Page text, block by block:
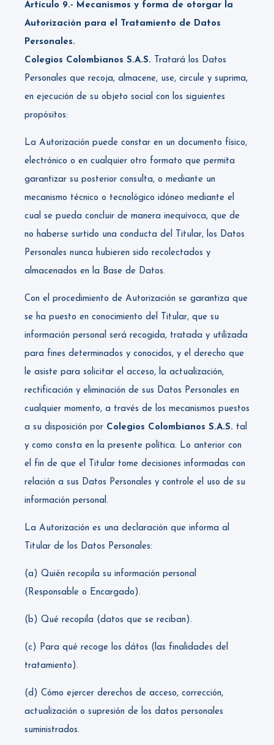
Artículo 9.- Mecanismos y forma de otorgar la
Autorización para el Tratamiento de Datos
Personales.
Colegios Colombianos S.A.S. Tratará los Datos
Personales que recoja, almacene, use, circule y suprima,
en ejecución de su objeto social con los siguientes
propósitos:
La Autorización puede constar en un documento físico,
electrónico o en cualquier otro formato que permita
garantizar su posterior consulta, o mediante un
mecanismo técnico o tecnológico idóneo mediante el
cual se pueda concluir de manera inequívoca, que de
no haberse surtido una conducta del Titular, los Datos
Personales nunca hubieren sido recolectados y
almacenados en la Base de Datos.
Con el procedimiento de Autorización se garantiza que
se ha puesto en conocimiento del Titular, que su
información personal será recogida, tratada y utilizada
para fines determinados y conocidos, y el derecho que
le asiste para solicitar el acceso, la actualización,
rectificación y eliminación de sus Datos Personales en
cualquier momento, a través de los mecanismos puestos
a su disposición por Colegios Colombianos S.A.S. tal
y como consta en la presente política. Lo anterior con
el fin de que el Titular tome decisiones informadas con
relación a sus Datos Personales y controle el uso de su
información personal.
La Autorización es una declaración que informa al
Titular de los Datos Personales:
(a) Quién recopila su información personal
(Responsable o Encargado).
(b) Qué recopila (datos que se reciban).
(c) Para qué recoge los dátos (las finalidades del
tratamiento).
(d) Cómo ejercer derechos de acceso, corrección,
actualización o supresión de los datos personales
suministrados.